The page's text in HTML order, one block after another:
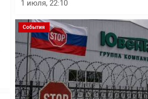
1 июля, 22:10
События